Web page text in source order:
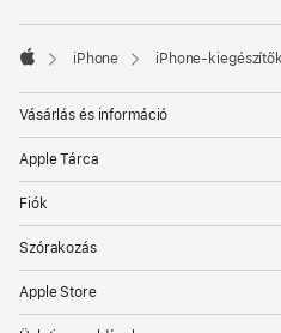
iPhone iPhone-kiegészítők
Vásárlás és információ
Apple Tárca
Fiók
Szórakozás
Apple Store